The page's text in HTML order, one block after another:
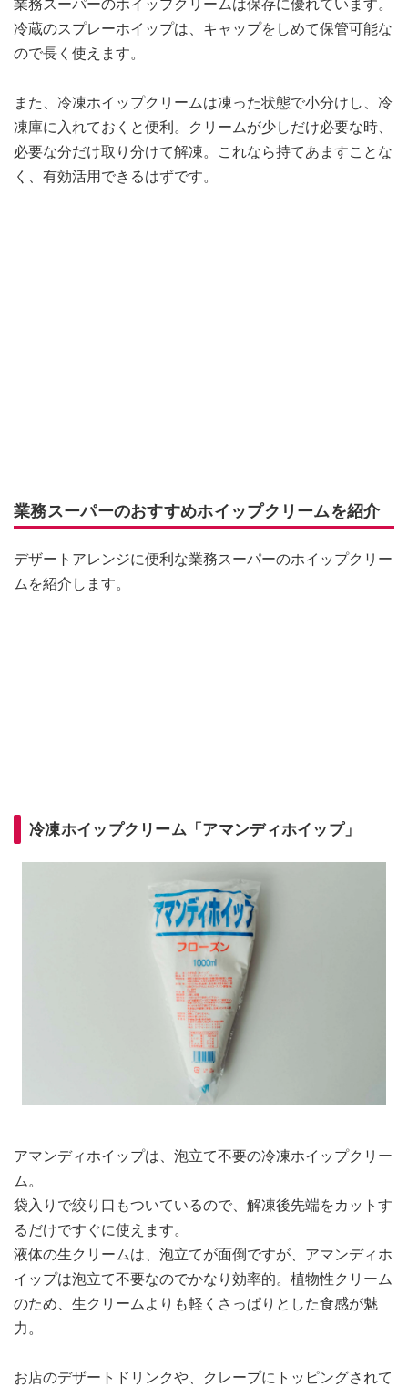
業務スーパーのホイップクリームは保存に優れています。
冷蔵のスプレーホイップは、キャップをしめて保管可能な
ので長く使えます。
また、冷凍ホイップクリームは凍った状態で小分けし、冷
凍庫に入れておくと便利。クリームが少しだけ必要な時、
必要な分だけ取り分けて解凍。これなら持てあますことな
く、有効活用できるはずです。
業務スーパーのおすすめホイップクリームを紹介
デザートアレンジに便利な業務スーパーのホイップクリー
ムを紹介します。
冷凍ホイップクリーム「アマンディホイップ」
アマンディホイップは、泡立て不要の冷凍ホイップクリー
ム。
袋入りで絞り口もついているので、解凍後先端をカットす
るだけですぐに使えます。
液体の生クリームは、泡立てが面倒ですが、アマンディホ
イップは泡立て不要なのでかなり効率的。植物性クリーム
のため、生クリームよりも軽くさっぱりとした食感が魅
力。
お店のデザートドリンクや、クレープにトッピングされて